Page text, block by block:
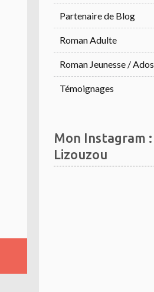
Partenaire de Blog
Roman Adulte
Roman Jeunesse / Ados
Témoignages
Mon Instagram :
Lizouzou